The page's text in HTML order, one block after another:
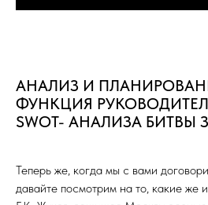
АНАЛИЗ И
ФУНКЦИЯ
SWOT- АНАЛИЗА БИТВЫ
Теперь же, когда мы с вами
давайте посмотрим на то, какие же